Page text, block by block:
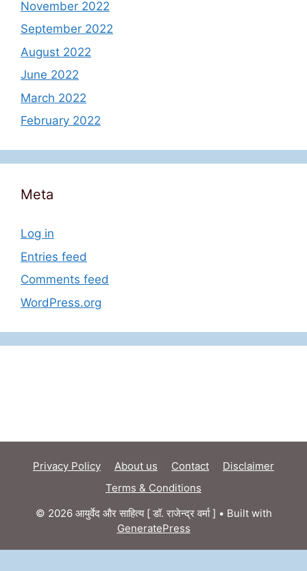
November 2022
September 2022
August 2022
June 2022
March 2022
February 2022
Meta
Log in
Entries feed
Comments feed
WordPress.org
Privacy Policy About us Contact
Disclaimer
Terms & Conditions
© 2026 आयुर्वेद और साहित्य [ डॉ. राजेन्द्र वर्मा ] • Built with
GeneratePress